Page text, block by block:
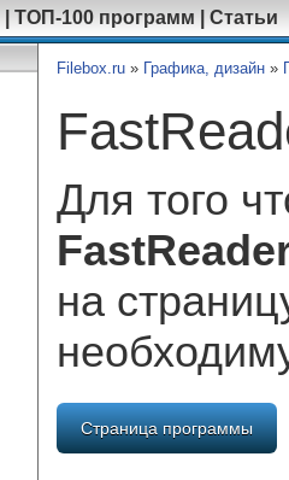
ТОП-100 программ Статьи
Filebox.ru » Графика, дизайн »
Для того
на
Страница программы